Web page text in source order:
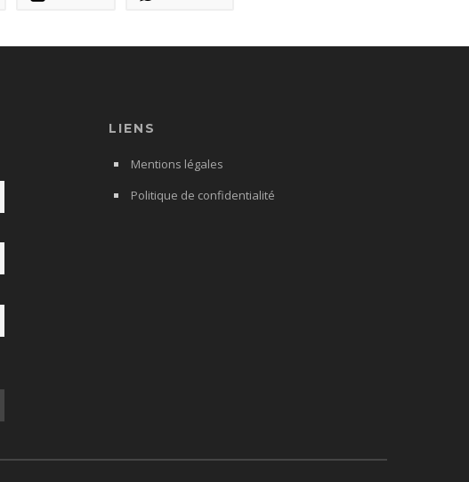
LIENS
Mentions légales
Politique de confidentialité